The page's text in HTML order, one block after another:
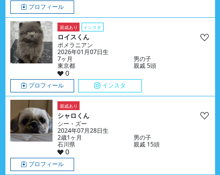
プロフィール
親戚あり インスタ
ロイスくん
ポメラニアン
2026年01月07日生
7ヶ月
男の子
東京都
親戚 5頭
0
プロフィール インスタ
親戚あり
シャロくん
シー・ズー
2024年07月28日生
2歳1ヶ月
男の子
石川県
親戚 15頭
0
プロフィール